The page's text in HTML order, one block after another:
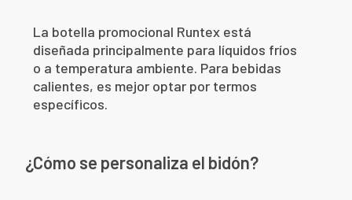
La botella promocional Runtex está
diseñada principalmente para líquidos fríos
o a temperatura ambiente. Para bebidas
calientes, es mejor optar por termos
específicos.
¿Cómo se personaliza el bidón?